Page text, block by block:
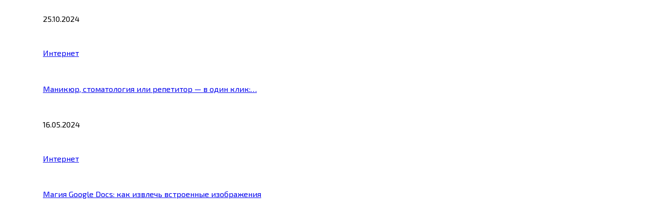
25.10.2024
Интернет
Маникюр, стоматология или репетитор — в один клик:…
16.05.2024
Интернет
Магия Google Docs: как извлечь встроенные изображения